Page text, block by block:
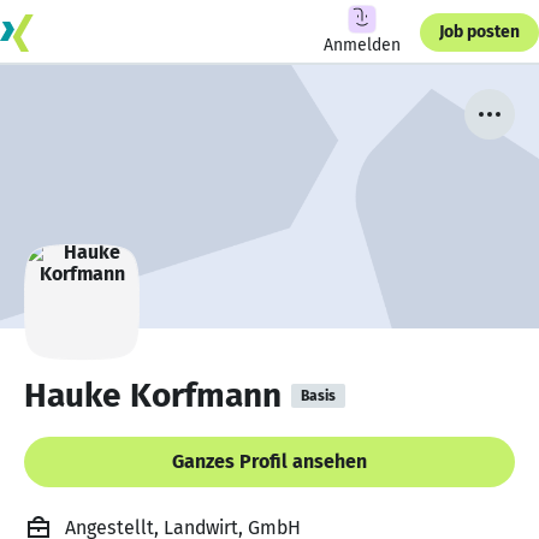
Anmelden
Job posten
Hauke Korfmann Basis
Ganzes Profil ansehen
Angestellt, Landwirt, GmbH